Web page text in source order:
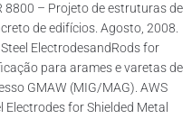
8800 – Projeto de estruturas de
de edifícios. Agosto, 2008.
ElectrodesandRods for
para arames e varetas de
GMAW (MIG/MAG). AWS
for Shielded Metal